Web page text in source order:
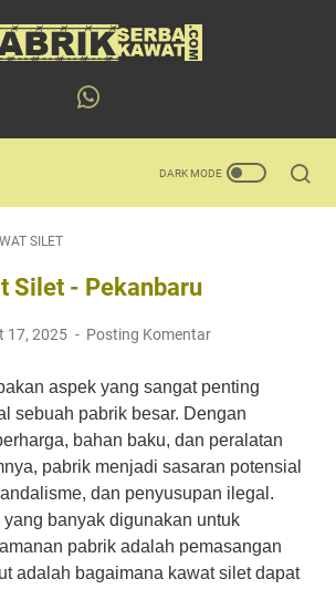
SILET
Silet - Pekanbaru
17, 2025 Posting Komentar
aspek yang sangat penting
sebuah pabrik besar. Dengan
bahan baku, dan peralatan
pabrik menjadi sasaran potensial
dan penyusupan ilegal.
banyak digunakan untuk
pabrik adalah pemasangan
adalah bagaimana kawat silet dapat